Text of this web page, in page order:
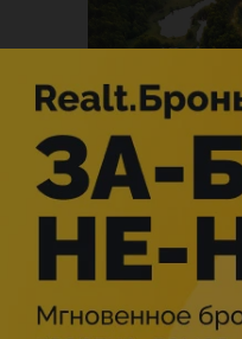
Описание